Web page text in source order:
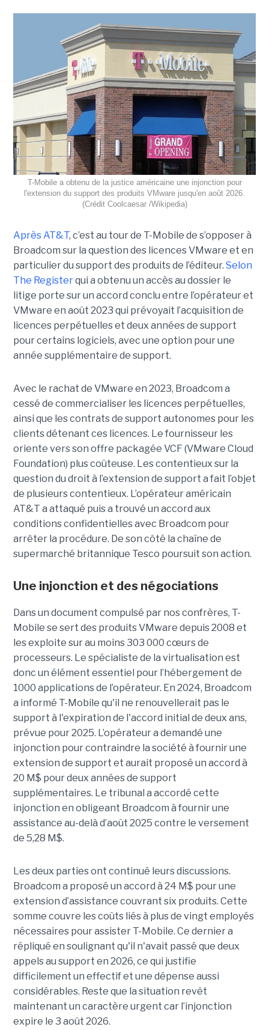
T-Mobile a obtenu de la justice américaine une injonction pour
l'extension du support des produits VMware jusqu'en août 2026.
(Crédit Coolcaesar /Wikipedia)
Après AT&T, c’est au tour de T-Mobile de s’opposer à
Broadcom sur la question des licences VMware et en
particulier du support des produits de l’éditeur. Selon
The Registerqui a obtenu un accès au dossier le
litige porte sur un accord conclu entre l’opérateur et
VMware en août 2023 qui prévoyait l’acquisition de
licences perpétuelles et deux années de support
pour certains logiciels, avec une option pour une
année supplémentaire de support.
Avec le rachat de VMware en 2023, Broadcom a
cessé de commercialiser les licences perpétuelles,
ainsi que les contrats de support autonomes pour les
clients détenant ces licences. Le fournisseur les
oriente vers son offre packagée VCF (VMware Cloud
Foundation) plus coûteuse. Les contentieux sur la
question du droit à l’extension de support a fait l’objet
de plusieurs contentieux. L’opérateur américain
AT&T a attaqué puis a trouvé un accord aux
conditions confidentielles avec Broadcom pour
arrêter la procédure. De son côté la chaîne de
supermarché britannique Tesco poursuit son action.
Une injonction et des négociations
Dans un document compulsé par nos confrères, T-
Mobile se sert des produits VMware depuis 2008 et
les exploite sur au moins 303 000 cœurs de
processeurs. Le spécialiste de la virtualisation est
donc un élément essentiel pour l’hébergement de
1000 applications de l’opérateur. En 2024, Broadcom
a informé T-Mobile qu'il ne renouvellerait pas le
support à l'expiration de l'accord initial de deux ans,
prévue pour 2025. L’opérateur a demandé une
injonction pour contraindre la société à fournir une
extension de support et aurait proposé un accord à
20 M$ pour deux années de support
supplémentaires. Le tribunal a accordé cette
injonction en obligeant Broadcom à fournir une
assistance au-delà d’août 2025 contre le versement
de 5,28 M$.
Les deux parties ont continué leurs discussions.
Broadcom a proposé un accord à 24 M$ pour une
extension d’assistance couvrant six produits. Cette
somme couvre les coûts liés à plus de vingt employés
nécessaires pour assister T-Mobile. Ce dernier a
répliqué en soulignant qu'il n'avait passé que deux
appels au support en 2026, ce qui justifie
difficilement un effectif et une dépense aussi
considérables. Reste que la situation revêt
maintenant un caractère urgent car l’injonction
expire le 3 août 2026.